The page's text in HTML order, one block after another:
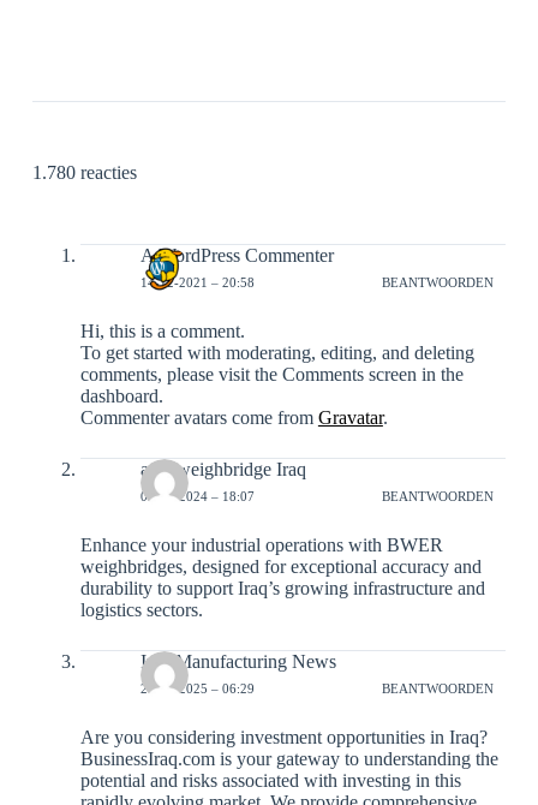
1.780 reacties
A WordPress Commenter
14-12-2021 – 20:58 BEANTWOORDEN
Hi, this is a comment.
To get started with moderating, editing, and deleting
comments, please visit the Comments screen in the
dashboard.
Commenter avatars come from Gravatar.
axle weighbridge Iraq
05-12-2024 – 18:07 BEANTWOORDEN
Enhance your industrial operations with BWER
weighbridges, designed for exceptional accuracy and
durability to support Iraq’s growing infrastructure and
logistics sectors.
Iraq Manufacturing News
28-02-2025 – 06:29 BEANTWOORDEN
Are you considering investment opportunities in Iraq?
BusinessIraq.com is your gateway to understanding the
potential and risks associated with investing in this